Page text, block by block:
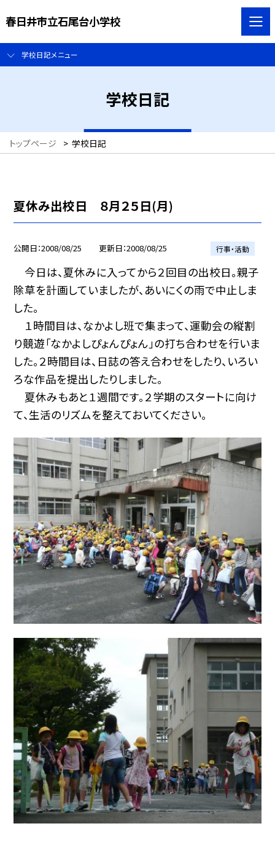
春日井市立石尾台小学校
学校日記メニュー
学校日記
トップページ > 学校日記
夏休み出校日 ８月２５日(月)
公開日 2008/08/25 更新日 2008/08/25 行事・活動
今日は、夏休みに入ってから２回目の出校日。親子
除草を計画していましたが、あいにくの雨で中止しま
した。
１時間目は、なかよし班で集まって、運動会の縦割
り競遊「なかよしぴょんぴょん」の打ち合わせを行いま
した。２時間目は、日誌の答え合わせをしたり、いろい
ろな作品を提出したりしました。
夏休みもあと１週間です。２学期のスタートに向け
て、生活のリズムを整えておいてください。